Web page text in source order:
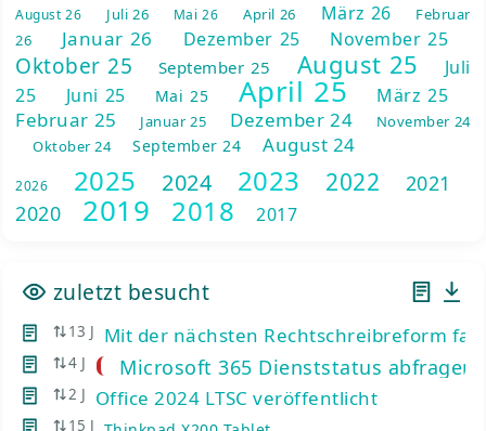
August 26 Juli 26 Mai 26 April 26 März 26
Februar
26
Januar 26 Dezember 25 November 25
Oktober 25 September 25 August 25
Juli
25
Juni 25 Mai 25 April 25 März 25
Februar 25 Januar 25 Dezember 24
November 24
Oktober 24
September 24 August 24
2026 2025 2024 2023 2022
2021
2020
2019 2018 2017
zuletzt besucht
13 J Mit der nächsten Rechtschreibreform
4 J Microsoft 365 Dienststatus abfragen
2 J Office 2024 LTSC veröffentlicht
15 J